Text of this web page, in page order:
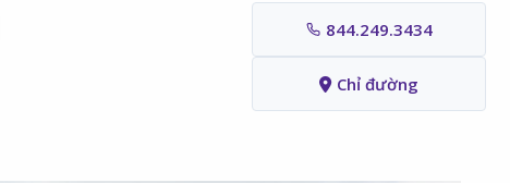
844.249.3434
Chỉ đường